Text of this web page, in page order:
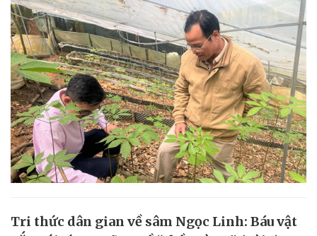
Tri thức dân gian về sâm Ngọc Linh: Báu vật